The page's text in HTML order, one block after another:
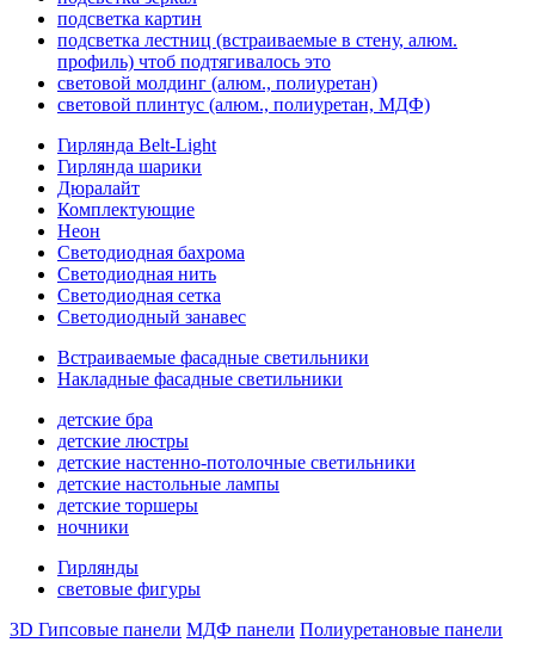
подсветка картин
подсветка лестниц (встраиваемые в стену, алюм.
профиль) чтоб подтягивалось это
световой молдинг (алюм., полиуретан)
световой плинтус (алюм., полиуретан, МДФ)
Гирлянда Belt-Light
Гирлянда шарики
Дюралайт
Комплектующие
Неон
Светодиодная бахрома
Светодиодная нить
Светодиодная сетка
Светодиодный занавес
Встраиваемые фасадные светильники
Накладные фасадные светильники
детские бра
детские люстры
детские настенно-потолочные светильники
детские настольные лампы
детские торшеры
ночники
Гирлянды
световые фигуры
3D Гипсовые панели МДФ панели Полиуретановые панели